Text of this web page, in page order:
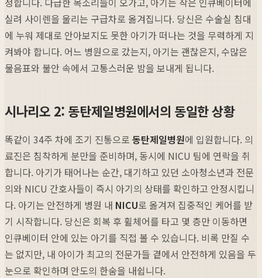
실려 사이렌을 울리는 구급차로 옮겨집니다. 당신은 수술실 침대
에 누워 제대로 안아보지도 못한 아기가 떠나는 것을 무력하게 지
켜봐야 합니다. 어느 병원으로 갔는지, 아기는 괜찮은지, 수많은
물음표와 불안 속에서 고통스러운 밤을 보내게 됩니다.
시나리오 2: 동탄제일병원에서의 동일한 상황
똑같이 34주 차에 조기 진통으로 동탄제일병원에 입원합니다. 의
료진은 침착하게 분만을 준비하며, 동시에 NICU 팀에 연락을 취
합니다. 아기가 태어나는 순간, 대기하고 있던 소아청소년과 전문
의와 NICU 간호사들이 즉시 아기의 상태를 확인하고 안정시킵니
다. 아기는 안전하게 병원 내 NICU로 옮겨져 집중적인 케어를 받
기 시작합니다. 당신은 회복 후 휠체어를 타고 몇 층만 이동하면
인큐베이터 안에 있는 아기를 직접 볼 수 있습니다. 비록 만질 수
는 없지만, 내 아이가 최고의 전문가들 곁에서 안전하게 있음을 두
눈으로 확인하며 안도의 한숨을 내쉽니다.